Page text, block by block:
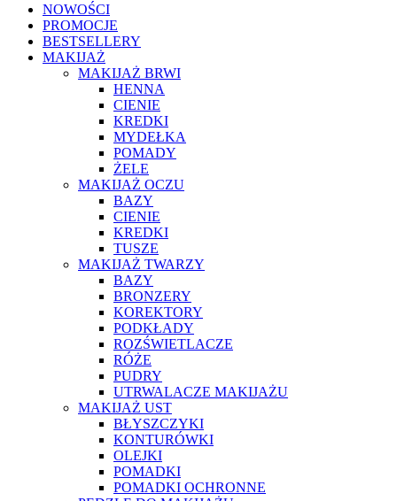
NOWOŚCI
PROMOCJE
BESTSELLERY
MAKIJAŻ
MAKIJAŻ BRWI
HENNA
CIENIE
KREDKI
MYDEŁKA
POMADY
ŻELE
MAKIJAŻ OCZU
BAZY
CIENIE
KREDKI
TUSZE
MAKIJAŻ TWARZY
BAZY
BRONZERY
KOREKTORY
PODKŁADY
ROZŚWIETLACZE
RÓŻE
PUDRY
UTRWALACZE MAKIJAŻU
MAKIJAŻ UST
BŁYSZCZYKI
KONTURÓWKI
OLEJKI
POMADKI
POMADKI OCHRONNE